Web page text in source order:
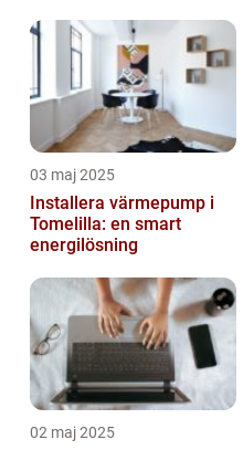
03 maj 2025
Installera värmepump i
Tomelilla: en smart
energilösning
02 maj 2025